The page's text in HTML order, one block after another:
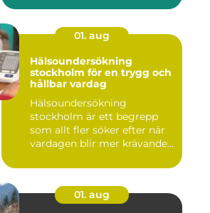
01. aug
Hälsoundersökning
stockholm för en trygg och
hållbar vardag
Hälsoundersökning
stockholm är ett begrepp
som allt fler söker efter när
vardagen blir mer krävande
01. aug